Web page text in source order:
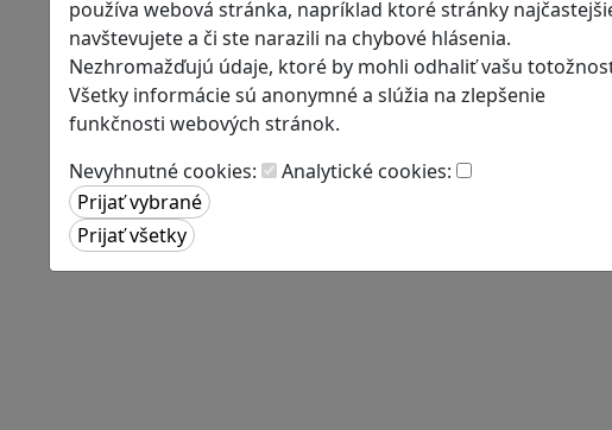
používa webová stránka, napríklad ktoré stránky
navštevujete a či ste narazili na chybové hlásenia.
Nezhromažďujú údaje, ktoré by mohli odhaliť vašu
Všetky informácie sú anonymné a slúžia na zlepšenie
funkčnosti webových stránok.
Nevyhnutné cookies:
Analytické cookies: